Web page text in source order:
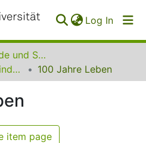
Log In
Service für Blinde und Sehbehinderte der UB Dortmund
Digitale Bücher für Blinde und Sehbehinderte
100 Jahre Leben
item page